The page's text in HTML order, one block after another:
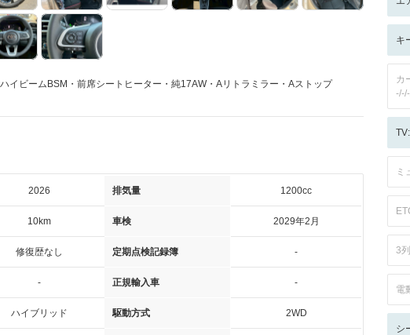
イビームBSM・前席シートヒーター・純17AW・Aリトラミラー・Aストップ
2026 排気量 1200cc
10km 車検 2029年2月
修復歴なし 定期点検記録簿 -
- 正規輸入車 -
ハイブリッド 駆動方式 2WD
キ
カ
ミ
3
電
シ